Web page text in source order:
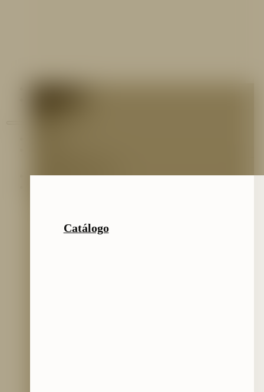
Preguntas frecuentes
Catálogo